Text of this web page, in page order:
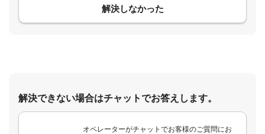
解決しなかった
解決できない場合はチャットでお答えします。
オペレーターがチャットでお客様のご質問にお